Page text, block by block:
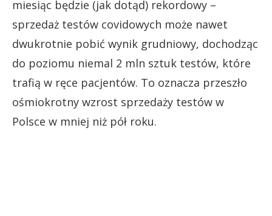
miesiąc będzie (jak dotąd) rekordowy –
sprzedaż testów covidowych może nawet
dwukrotnie pobić wynik grudniowy, dochodząc
do poziomu niemal 2 mln sztuk testów, które
trafią w ręce pacjentów. To oznacza przeszło
ośmiokrotny wzrost sprzedaży testów w
Polsce w mniej niż pół roku.